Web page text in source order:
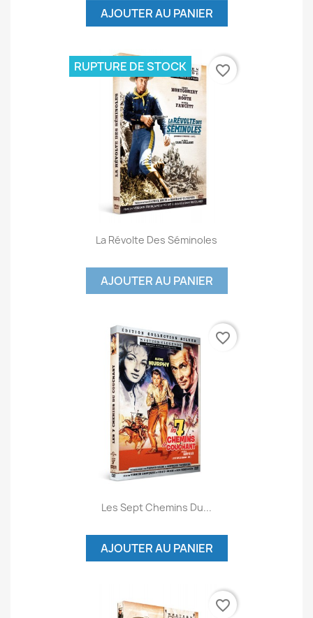
AJOUTER AU PANIER
La Révolte Des Séminoles
AJOUTER AU PANIER
RUPTURE DE STOCK favorite_border
Les Sept Chemins Du...
AJOUTER AU PANIER
favorite_border
favorite_border